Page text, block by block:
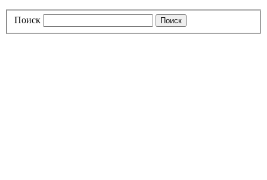
Поиск